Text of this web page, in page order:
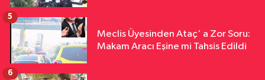
Meclis Üyesinden Ataç' a Zor Soru:
Makam Aracı Eşine mi Tahsis Edildi
5
6